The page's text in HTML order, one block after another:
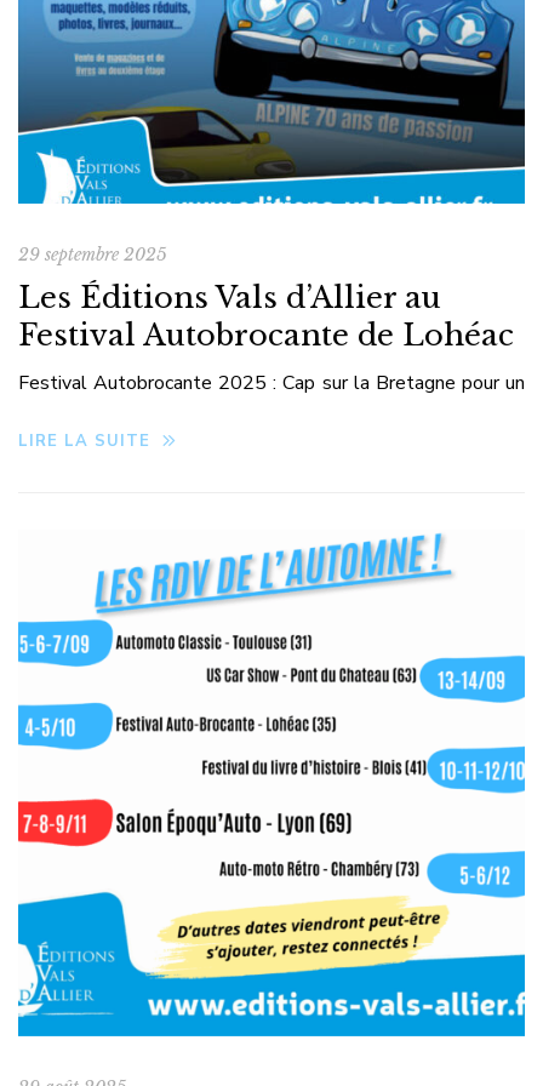
29 septembre 2025
Les Éditions Vals d’Allier au
Festival Autobrocante de Lohéac
Festival Autobrocante 2025 : Cap sur la Bretagne pour un
d’Allier seront présentes au prestigieux Festival
amateurs d’automobile ancienne, nous offre l’occasion de
rencontrer nos lecteurs dans un cadre exceptionnel. Notre
[…]
LIRE LA SUITE